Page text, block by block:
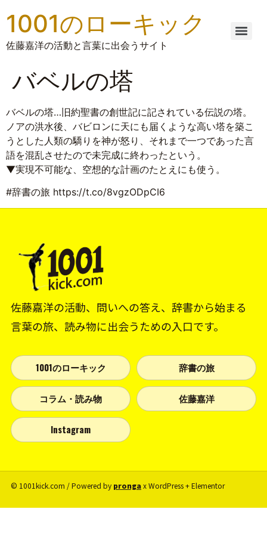
1001のローキック
佐藤嘉洋の活動と言葉に出会うサイト
バベルの塔
バベルの塔…旧約聖書の創世記に記されている伝説の塔。
ノアの洪水後、バビロンに天にも届くような高い塔を築こ
うとした人類の驕りを神が怒り、それまで一つであった言
語を混乱させたので未完成に終わったという。
▼実現不可能な、空想的な計画のたとえにも使う。
#辞書の旅 https://t.co/8vgzODpCI6
佐藤嘉洋の活動、問いへの答え、辞書から始まる
言葉の旅、読み物に出会うための入口です。
1001のローキック 辞書の旅
コラム・読み物 佐藤嘉洋
Instagram
© 1001kick.com / Powered by prongax WordPress + Elementor